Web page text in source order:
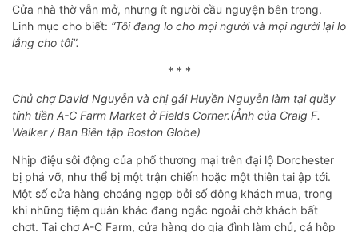
Cửa nhà thờ vẫn mở, nhưng ít người cầu nguyện bên trong.
Linh mục cho biết: “Tôi đang lo cho mọi người và mọi người lại lo
lắng cho tôi”.
* * *
Chủ chợ David Nguyễn và chị gái Huyền Nguyễn làm tại quầy
tính tiền A-C Farm Market ở Fields Corner.(Ảnh của Craig F.
Walker / Ban Biên tập Boston Globe)
Nhịp điệu sôi động của phố thương mại trên đại lộ Dorchester
bị phá vỡ, như thể bị một trận chiến hoặc một thiên tai ập tới.
Một số cửa hàng choáng ngợp bởi số đông khách mua, trong
khi những tiệm quán khác đang ngắc ngoải chờ khách bất
chợt. Tại chợ A-C Farm, cửa hàng do gia đình làm chủ, cá hộp